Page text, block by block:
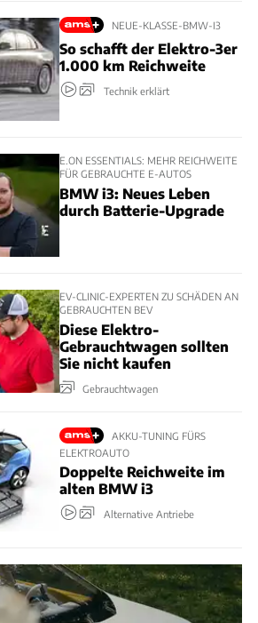
NEUE-KLASSE-BMW-I3
So schafft der Elektro-3er
1.000 km Reichweite
Technik erklärt
E.ON ESSENTIALS: MEHR REICHWEITE
FÜR GEBRAUCHTE E-AUTOS
BMW i3: Neues Leben
durch Batterie-Upgrade
EV-CLINIC-EXPERTEN ZU SCHÄDEN AN
GEBRAUCHTEN BEV
Diese Elektro-
Gebrauchtwagen sollten
Sie nicht kaufen
Gebrauchtwagen
AKKU-TUNING FÜRS
ELEKTROAUTO
Doppelte Reichweite im
alten BMW i3
Alternative Antriebe